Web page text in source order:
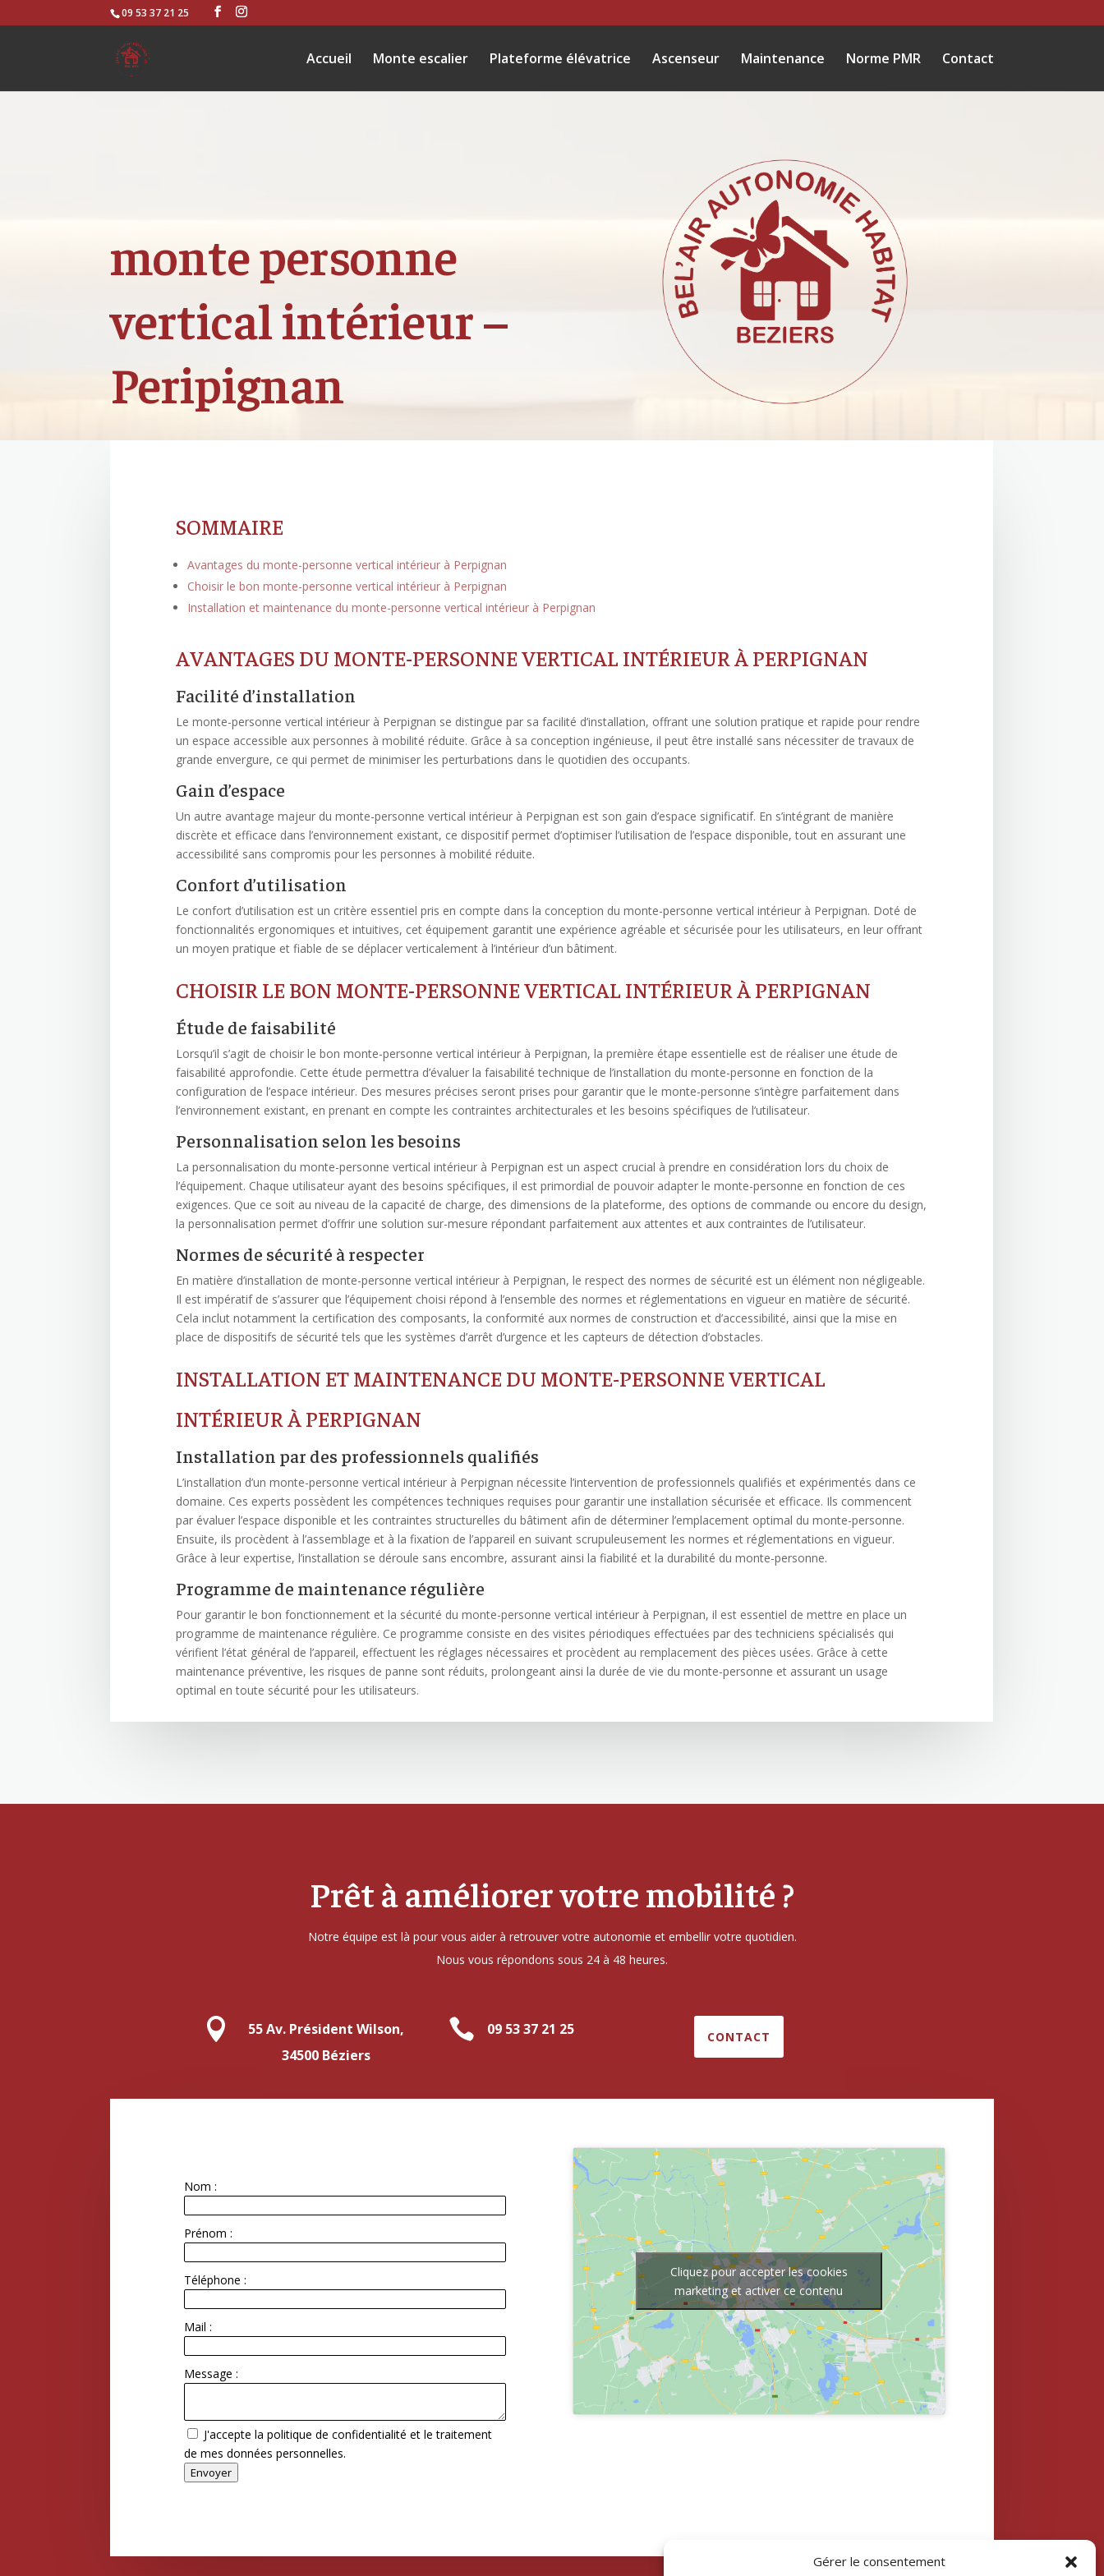
Gérer le consentement
09 53 37 21 25
Accueil Monte escalier Plateforme élévatrice Ascenseur Maintenance Norme PMR Contact
monte personne
vertical intérieur –
Peripignan
SOMMAIRE
Avantages du monte-personne vertical intérieur à Perpignan
Choisir le bon monte-personne vertical intérieur à Perpignan
Installation et maintenance du monte-personne vertical intérieur à Perpignan
AVANTAGES DU MONTE-PERSONNE VERTICAL INTÉRIEUR À PERPIGNAN
Facilité d’installation
Le monte-personne vertical intérieur à Perpignan se distingue par sa facilité d’installation, offrant une solution pratique et rapide pour rendre
un espace accessible aux personnes à mobilité réduite. Grâce à sa conception ingénieuse, il peut être installé sans nécessiter de travaux de
grande envergure, ce qui permet de minimiser les perturbations dans le quotidien des occupants.
Gain d’espace
Un autre avantage majeur du monte-personne vertical intérieur à Perpignan est son gain d’espace significatif. En s’intégrant de manière
discrète et efficace dans l’environnement existant, ce dispositif permet d’optimiser l’utilisation de l’espace disponible, tout en assurant une
accessibilité sans compromis pour les personnes à mobilité réduite.
Confort d’utilisation
Le confort d’utilisation est un critère essentiel pris en compte dans la conception du monte-personne vertical intérieur à Perpignan. Doté de
fonctionnalités ergonomiques et intuitives, cet équipement garantit une expérience agréable et sécurisée pour les utilisateurs, en leur offrant
un moyen pratique et fiable de se déplacer verticalement à l’intérieur d’un bâtiment.
CHOISIR LE BON MONTE-PERSONNE VERTICAL INTÉRIEUR À PERPIGNAN
Étude de faisabilité
Lorsqu’il s’agit de choisir le bon monte-personne vertical intérieur à Perpignan, la première étape essentielle est de réaliser une étude de
faisabilité approfondie. Cette étude permettra d’évaluer la faisabilité technique de l’installation du monte-personne en fonction de la
configuration de l’espace intérieur. Des mesures précises seront prises pour garantir que le monte-personne s’intègre parfaitement dans
l’environnement existant, en prenant en compte les contraintes architecturales et les besoins spécifiques de l’utilisateur.
Personnalisation selon les besoins
La personnalisation du monte-personne vertical intérieur à Perpignan est un aspect crucial à prendre en considération lors du choix de
l’équipement. Chaque utilisateur ayant des besoins spécifiques, il est primordial de pouvoir adapter le monte-personne en fonction de ces
exigences. Que ce soit au niveau de la capacité de charge, des dimensions de la plateforme, des options de commande ou encore du design,
la personnalisation permet d’offrir une solution sur-mesure répondant parfaitement aux attentes et aux contraintes de l’utilisateur.
Normes de sécurité à respecter
En matière d’installation de monte-personne vertical intérieur à Perpignan, le respect des normes de sécurité est un élément non négligeable.
Il est impératif de s’assurer que l’équipement choisi répond à l’ensemble des normes et réglementations en vigueur en matière de sécurité.
Cela inclut notamment la certification des composants, la conformité aux normes de construction et d’accessibilité, ainsi que la mise en
place de dispositifs de sécurité tels que les systèmes d’arrêt d’urgence et les capteurs de détection d’obstacles.
INSTALLATION ET MAINTENANCE DU MONTE-PERSONNE VERTICAL
INTÉRIEUR À PERPIGNAN
Installation par des professionnels qualifiés
L’installation d’un monte-personne vertical intérieur à Perpignan nécessite l’intervention de professionnels qualifiés et expérimentés dans ce
domaine. Ces experts possèdent les compétences techniques requises pour garantir une installation sécurisée et efficace. Ils commencent
par évaluer l’espace disponible et les contraintes structurelles du bâtiment afin de déterminer l’emplacement optimal du monte-personne.
Ensuite, ils procèdent à l’assemblage et à la fixation de l’appareil en suivant scrupuleusement les normes et réglementations en vigueur.
Grâce à leur expertise, l’installation se déroule sans encombre, assurant ainsi la fiabilité et la durabilité du monte-personne.
Programme de maintenance régulière
Pour garantir le bon fonctionnement et la sécurité du monte-personne vertical intérieur à Perpignan, il est essentiel de mettre en place un
programme de maintenance régulière. Ce programme consiste en des visites périodiques effectuées par des techniciens spécialisés qui
vérifient l’état général de l’appareil, effectuent les réglages nécessaires et procèdent au remplacement des pièces usées. Grâce à cette
maintenance préventive, les risques de panne sont réduits, prolongeant ainsi la durée de vie du monte-personne et assurant un usage
optimal en toute sécurité pour les utilisateurs.
Prêt à améliorer votre mobilité ?
Notre équipe est là pour vous aider à retrouver votre autonomie et embellir votre quotidien.
Nous vous répondons sous 24 à 48 heures.

55 Av. Président Wilson,
34500 Béziers
 09 53 37 21 25 CONTACT
Nom :
Prénom :
Téléphone :
Mail :
Message :
J'accepte la politique de confidentialité et le traitement
de mes données personnelles.
Envoyer
Cliquez pour accepter les cookies
marketing et activer ce contenu